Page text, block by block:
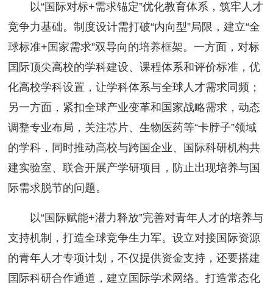
以“国际对标+需求锚定”优化教育体系，筑牢人才
竞争力基础。制度设计需打破“内向型”局限，建立“全
球标准+国家需求”双导向的培养框架。一方面，对标
国际顶尖高校的学科建设、课程体系和评价标准，优
化高校学科设置，让学科体系与全球人才需求同频；
另一方面，紧扣全球产业变革和国家战略需求，动态
调整专业布局，关注芯片、生物医药等“卡脖子”领域
的学科，同时推动高校与跨国企业、国际科研机构共
建实验室、联合开展产学研项目，防止出现培养与国
际需求脱节的问题。
以“国际赋能+潜力释放”完善对青年人才的培养与
支持机制，打造全球竞争生力军。设立对接国际资源
的青年人才专项计划，不仅提供资金支持，还要搭建
国际科研合作通道，建立国际学术网络。打造常态化